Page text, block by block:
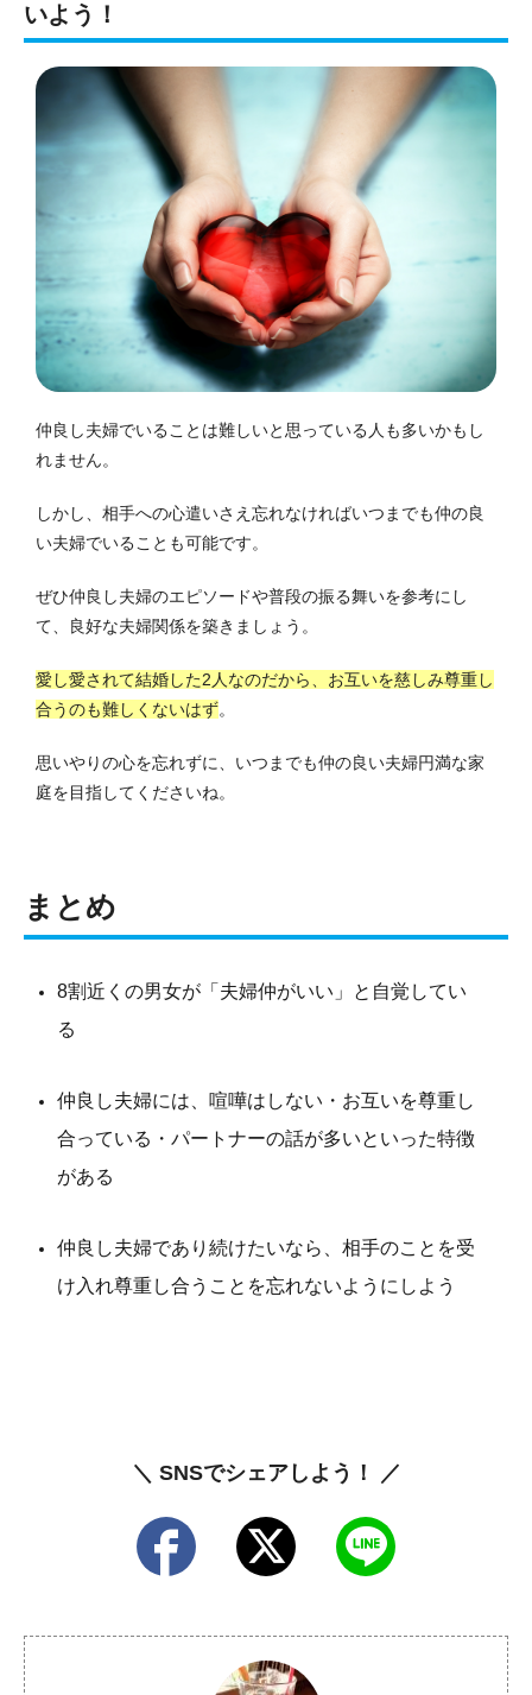
いよう ！
仲良し夫婦でいることは難しいと思っている人も多いかもし
れません。
しかし、相手への心遣いさえ忘れなければいつまでも仲の良
い夫婦でいることも可能です。
ぜひ仲良し夫婦のエピソードや普段の振る舞いを参考にし
て、良好な夫婦関係を築きましょう。
愛し愛されて結婚した2人なのだから、お互いを慈しみ尊重し
合うのも難しくないはず。
思いやりの心を忘れずに、いつまでも仲の良い夫婦円満な家
庭を目指してくださいね。
まとめ
8割近くの男女が「夫婦仲がいい」と自覚してい
る
仲良し夫婦には、喧嘩はしない・お互いを尊重し
合っている・パートナーの話が多いといった特徴
がある
仲良し夫婦であり続けたいなら、相手のことを受
け入れ尊重し合うことを忘れないようにしよう
＼ SNSでシェアしよう！ ／